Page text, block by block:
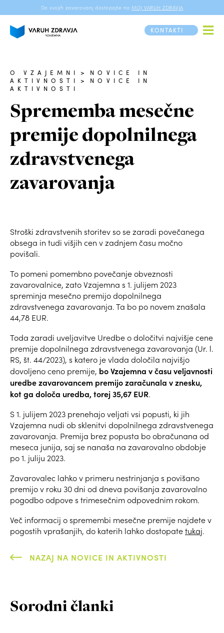
Do svojih zavarovanj dostopajte na MOJ VARUH ZDRAVJA
KONTAKTI
O VZAJEMNI >
NOVICE IN
AKTIVNOSTI
>
NOVICE IN
AKTIVNOSTI
Sprememba mesečne
premije dopolnilnega
zdravstvenega
zavarovanja
Stroški zdravstvenih storitev so se zaradi povečanega
obsega in tudi višjih cen v zadnjem času močno
povišali.
To pomeni pomembno povečanje obveznosti
zavarovalnice, zato Vzajemna s 1. julijem 2023
spreminja mesečno premijo dopolnilnega
zdravstvenega zavarovanja. Ta bo po novem znašala
44,78 EUR.
Toda zaradi uveljavitve Uredbe o določitvi najvišje cene
premije dopolnilnega zdravstvenega zavarovanja (Ur. l.
RS, št. 44/2023), s katero je vlada določila najvišjo
dovoljeno ceno premije, bo Vzajemna v času veljavnosti
uredbe zavarovancem premijo zaračunala v znesku,
kot ga določa uredba, torej 35,67 EUR.
S 1. julijem 2023 prenehajo veljati vsi popusti, ki jih
Vzajemna nudi ob sklenitvi dopolnilnega zdravstvenega
zavarovanja. Premija brez popusta bo obračunana od
meseca junija, saj se nanaša na zavarovalno obdobje
po 1. juliju 2023.
Zavarovalec lahko v primeru nestrinjanja s povišano
premijo v roku 30 dni od dneva povišanja zavarovalno
pogodbo odpove s trimesečnim odpovednim rokom.
Več informacij o spremembi mesečne premije najdete v
pogostih vprašanjih, do katerih lahko dostopatetukaj.
NAZAJ NA NOVICE IN AKTIVNOSTI
Sorodni članki